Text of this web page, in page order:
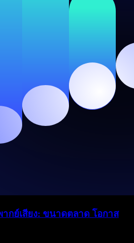
กย์เสียง: ขนาดตลาด โอกาส